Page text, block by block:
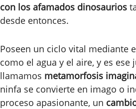
con los afamados dinosaurios
desde entonces.
Poseen un ciclo vital mediante
como el agua y el aire, y es
llamamos metamorfosis
ninfa se convierte en imago o
proceso apasionante, un